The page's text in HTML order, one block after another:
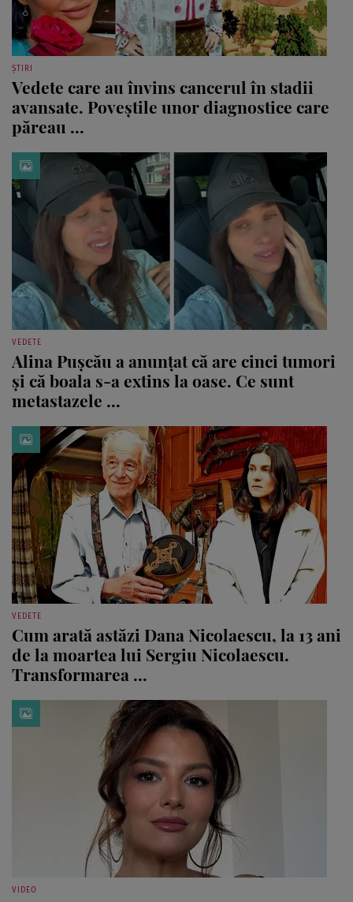
ȘTIRI
Vedete care au învins cancerul în stadii
avansate. Poveștile unor diagnostice care
păreau ...
VEDETE
Alina Pușcău a anunțat că are cinci tumori
și că boala s-a extins la oase. Ce sunt
metastazele ...
VEDETE
Cum arată astăzi Dana Nicolaescu, la 13 ani
de la moartea lui Sergiu Nicolaescu.
Transformarea ...
VIDEO